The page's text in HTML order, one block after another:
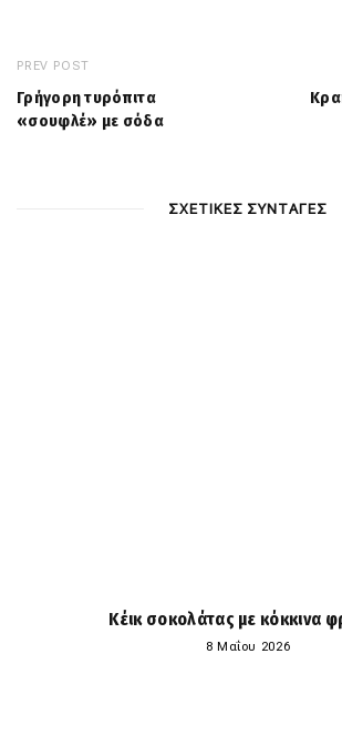
PREV POST
Γρήγορη τυρόπιτα
«σουφλέ» με σόδα
ΣΧΕΤΙΚΕΣ ΣΥΝΤΑΓΕΣ
Κέικ σοκολάτας με κόκκινα
8 Μαΐου 2026